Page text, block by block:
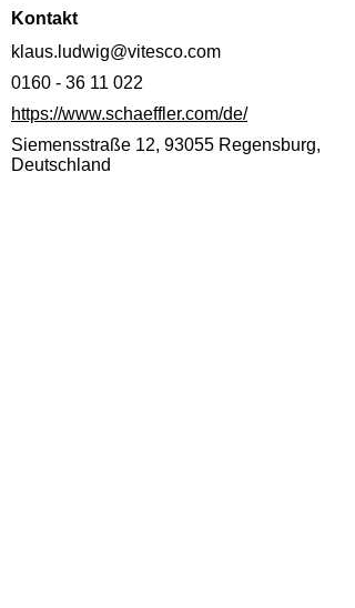
Kontakt
klaus.ludwig@vitesco.com
0160 - 36 11 022
https://www.schaeffler.com/de/
Siemensstraße 12, 93055 Regensburg,
Deutschland